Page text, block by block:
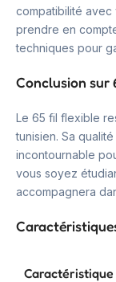
compatibilité avec
prendre en
techniques pour
Conclusion sur
Le 65 fil flexible
tunisien. Sa
incontournable
vous soyez
accompagnera
Caractéristique